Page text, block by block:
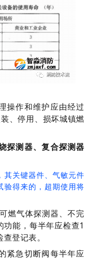
操作和维护应由经过
、停用、损坏城镇燃
探测器、复合探测器
其关键器件、气敏元件
验得来的，超期使用将
燃气体探测器、不完
能，每半年应检查1
登记表。
紧急切断阀每半年应